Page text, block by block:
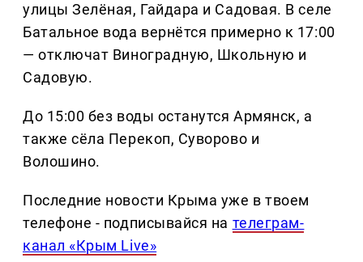
улицы Зелёная, Гайдара и Садовая. В селе
Батальное вода вернётся примерно к 17:00
— отключат Виноградную, Школьную и
Садовую.
До 15:00 без воды останутся Армянск, а
также сёла Перекоп, Суворово и
Волошино.
Последние новости Крыма уже в твоем
телефоне - подписывайся на телеграм-
канал «Крым Live»